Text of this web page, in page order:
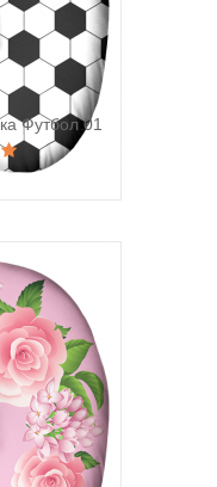
Футбол 01